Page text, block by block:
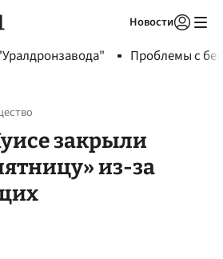
Новости
Проблемы с
закрыли
из-за